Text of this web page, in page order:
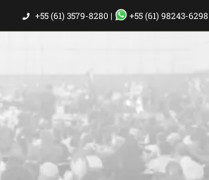
para
+55 (61) 3579-8280 | +55 (61) 98243-6298